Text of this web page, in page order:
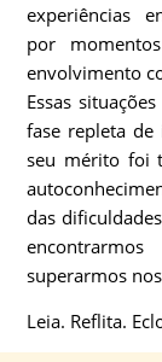
experiências
por
envolvimento
Essas
fase repleta de
seu mérito foi
das
superarmos
Leia. Reflita.